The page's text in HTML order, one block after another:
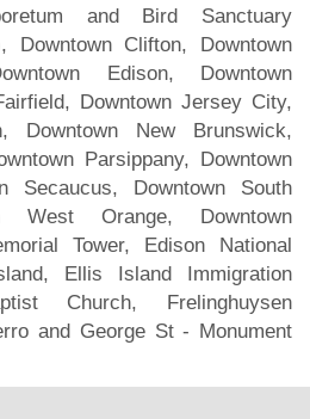
and Bird Sanctuary
Downtown Clifton, Downtown
Edison, Downtown
Downtown Jersey City,
Downtown New Brunswick,
Parsippany, Downtown
Secaucus, Downtown South
West Orange, Downtown
Tower, Edison National
Ellis Island Immigration
Church, Frelinghuysen
and George St - Monument